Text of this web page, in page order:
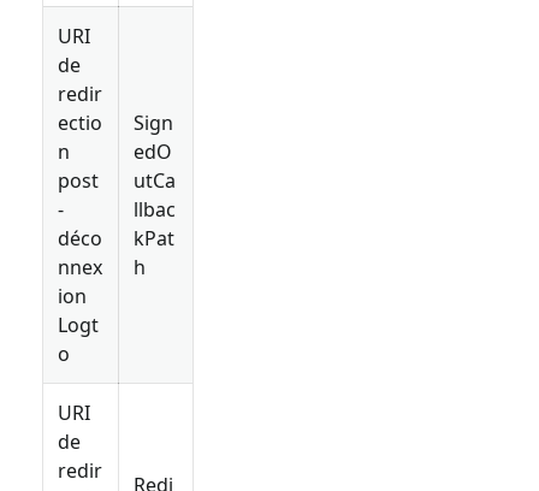
URI
de
redir
ectio
n
post
-
déco
nnex
ion
Logt
o
Sign
edO
utCa
llbac
kPat
h
URI
de
redir
Redi